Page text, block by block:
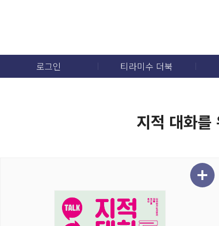
로그인 티라미수 더북
지적 대화를